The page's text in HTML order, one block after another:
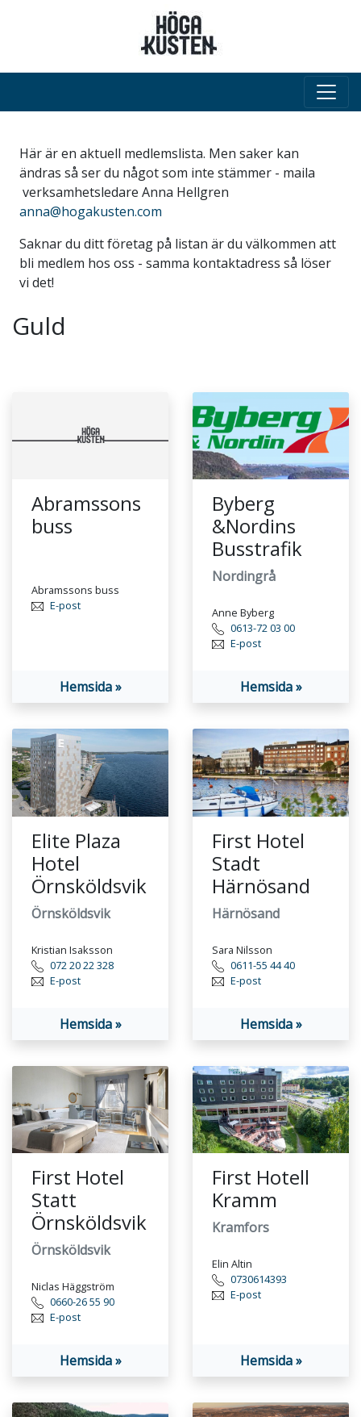
Här är en aktuell medlemslista. Men saker kan
ändras så ser du något som inte stämmer - maila
verksamhetsledare Anna Hellgren
anna@hogakusten.com
Saknar du ditt företag på listan är du välkommen att
bli medlem hos oss - samma kontaktadress så löser
vi det!
Guld
Abramssons
buss
Abramssons buss
E-post
Hemsida »
Byberg
&Nordins
Busstrafik
Nordingrå
Anne Byberg
0613-72 03 00
E-post
Hemsida »
Elite Plaza
Hotel
Örnsköldsvik
Örnsköldsvik
Kristian Isaksson
072 20 22 328
E-post
Hemsida »
First Hotel
Stadt
Härnösand
Härnösand
Sara Nilsson
0611-55 44 40
E-post
Hemsida »
First Hotel
Statt
Örnsköldsvik
Örnsköldsvik
Niclas Häggström
0660-26 55 90
E-post
Hemsida »
First Hotell
Kramm
Kramfors
Elin Altin
0730614393
E-post
Hemsida »